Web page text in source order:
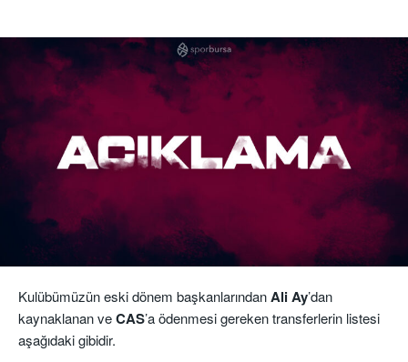
Kulübümüzün eski dönem başkanlarındanAli Ay’dan
kaynaklanan veCAS’a ödenmesi gereken transferlerin listesi
aşağıdaki gibidir.